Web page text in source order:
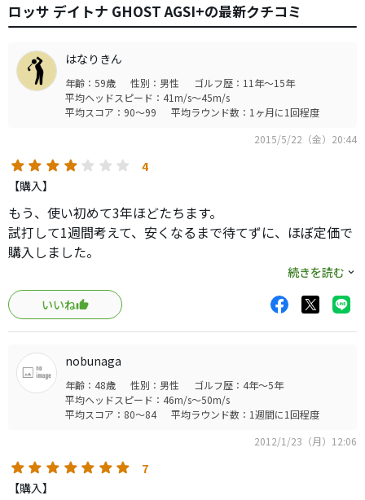
ロッサ デイトナ GHOST AGSI+の最新クチコミ
はなりきん
年齢：59歳 性別：男性
ゴルフ歴：11年～15年
平均ヘッドスピード：41m/s～45m/s
平均スコア：90～99
平均ラウンド数：1ヶ月に1回程度
2015/5/22（金）20:44
4
【購入】
もう、使い初めて3年ほどたちます。
試打して1週間考えて、安くなるまで待てずに、ほぼ定価で
購入しました。
それまでは、ロッシーがエースパターで、今一つしっくり
こず、何かいいものがないかと思い、ゴルフ屋さん巡りを
続けているところでした。
その日は、たまたま家族でショッピングモールに出かけ、
パターコーナーで物色していたら、娘が、まず自分では選
ばないデザインの、このパターを持ってきたのです…。
試しに打ってみたら、その他のパターでは、半分の率でし
か入らないんですけど、かなりの率でカップに入れること
ができました。
続きを読む
いいね
nobunaga
年齢：48歳 性別：男性
ゴルフ歴：4年～5年
平均ヘッドスピード：46m/s～50m/s
平均スコア：80～84
平均ラウンド数：1週間に1回程度
2012/1/23（月）12:06
7
【購入】